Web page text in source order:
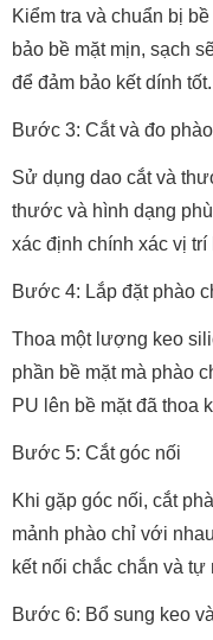
Kiểm tra và chuẩn bị
bảo bề mặt mịn, sạch
để đảm bảo kết dính tốt.
Bước 3: Cắt và đo
Sử dụng dao cắt và
thước và hình dạng
xác định chính xác vị trí
Bước 4: Lắp đặt phào
Thoa một lượng keo
phần bề mặt mà phào
PU lên bề mặt đã thoa
Bước 5: Cắt góc nối
Khi gặp góc nối, cắt
mảnh phào chỉ với
kết nối chắc chắn và tự
Bước 6: Bổ sung keo